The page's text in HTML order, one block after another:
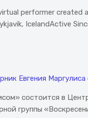
performer created
IcelandActive
Евгения
состоится в
группы